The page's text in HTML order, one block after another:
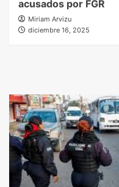
acusados por FGR
Miriam Arvizu
diciembre 16, 2025